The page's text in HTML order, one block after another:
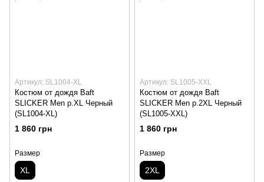
Артикул: SL1004-XL
Костюм от дождя Baft
SLICKER Men p.XL Черный
(SL1004-XL)
1 860 грн
Размер
XL
Артикул: SL1005-XXL
Костюм от дождя Baft
SLICKER Men p.2XL Черный
(SL1005-XXL)
1 860 грн
Размер
2XL